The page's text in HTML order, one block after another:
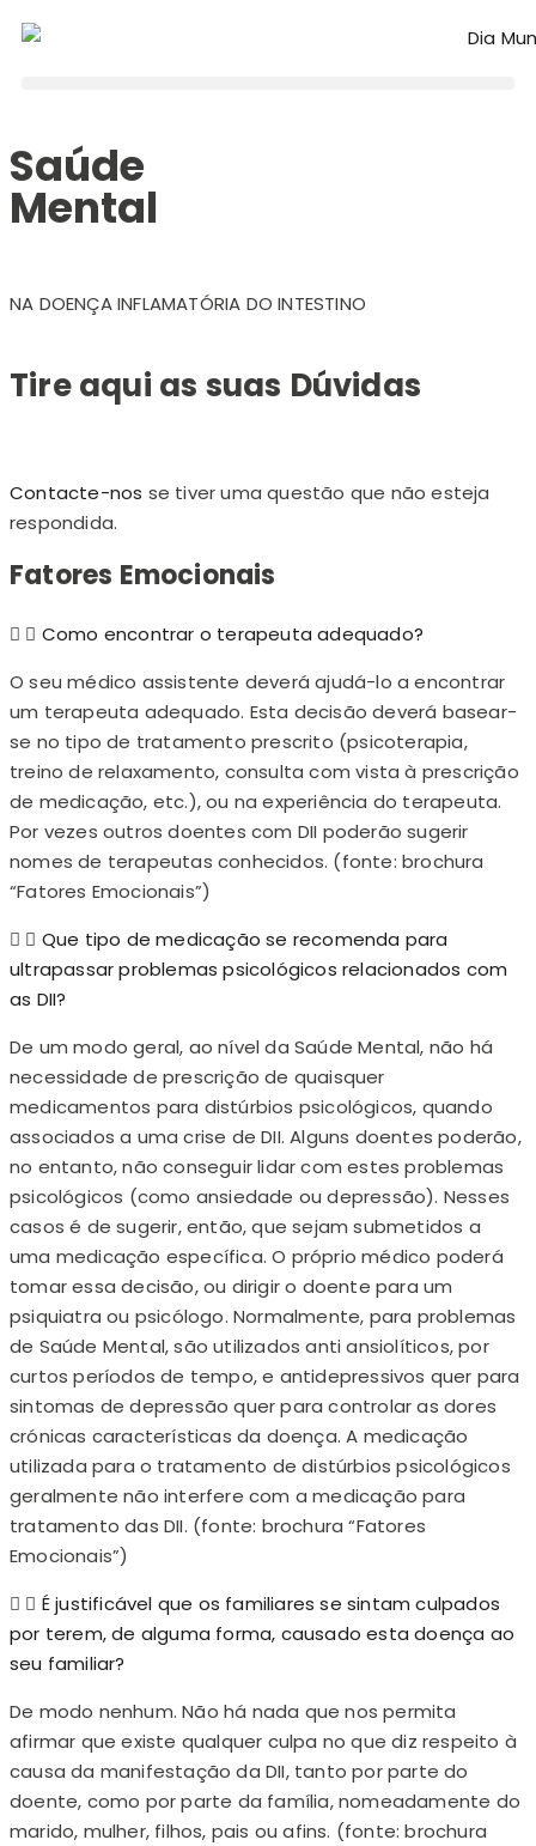
Saúde
Mental
NA DOENÇA INFLAMATÓRIA DO INTESTINO
Tire aqui as suas Dúvidas
Contacte-nos se tiver uma questão que não esteja
respondida.
Fatores Emocionais
Como encontrar o terapeuta adequado?
O seu médico assistente deverá ajudá-lo a encontrar
um terapeuta adequado. Esta decisão deverá basear-
se no tipo de tratamento prescrito (psicoterapia,
treino de relaxamento, consulta com vista à prescrição
de medicação, etc.), ou na experiência do terapeuta.
Por vezes outros doentes com DII poderão sugerir
nomes de terapeutas conhecidos. (fonte: brochura
“Fatores Emocionais”)
Que tipo de medicação se recomenda para
ultrapassar problemas psicológicos relacionados com
as DII?
De um modo geral, ao nível da Saúde Mental, não há
necessidade de prescrição de quaisquer
medicamentos para distúrbios psicológicos, quando
associados a uma crise de DII. Alguns doentes poderão,
no entanto, não conseguir lidar com estes problemas
psicológicos (como ansiedade ou depressão). Nesses
casos é de sugerir, então, que sejam submetidos a
uma medicação específica. O próprio médico poderá
tomar essa decisão, ou dirigir o doente para um
psiquiatra ou psicólogo. Normalmente, para problemas
de Saúde Mental, são utilizados anti ansiolíticos, por
curtos períodos de tempo, e antidepressivos quer para
sintomas de depressão quer para controlar as dores
crónicas características da doença. A medicação
utilizada para o tratamento de distúrbios psicológicos
geralmente não interfere com a medicação para
tratamento das DII. (fonte: brochura “Fatores
Emocionais”)
É justificável que os familiares se sintam culpados
por terem, de alguma forma, causado esta doença ao
seu familiar?
De modo nenhum. Não há nada que nos permita
afirmar que existe qualquer culpa no que diz respeito à
causa da manifestação da DII, tanto por parte do
doente, como por parte da família, nomeadamente do
marido, mulher, filhos, pais ou afins. (fonte: brochura